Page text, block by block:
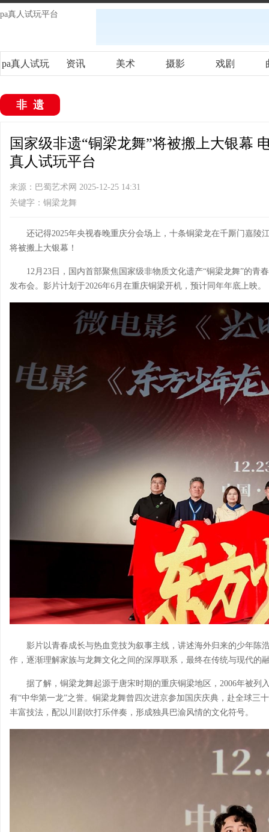
pa真人试玩平台
pa真人试玩 资讯 美术 摄影 戏剧
非遗
国家级非遗“铜梁龙舞”将被搬上大银幕
真人试玩平台
来源：巴蜀艺术网 2025-12-25 14:31
关键字：铜梁龙舞
还记得2025年央视春晚重庆分会场上，十条铜梁龙在千厮门嘉陵
将被搬上大银幕！
12月23日，国内首部聚焦国家级非物质文化遗产“铜梁龙舞”的青
发布会。影片计划于2026年6月在重庆铜梁开机，预计同年年底上映。
影片以青春成长与热血竞技为叙事主线，讲述海外归来的少年陈
作，逐渐理解家族与龙舞文化之间的深厚联系，最终在传统与现代的
据了解，铜梁龙舞起源于唐宋时期的重庆铜梁地区，2006年被列
有“中华第一龙”之誉。铜梁龙舞曾四次进京参加国庆庆典，赴全球三
丰富技法，配以川剧吹打乐伴奏，形成独具巴渝风情的文化符号。